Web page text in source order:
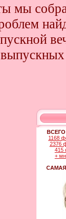
мы
1168
2376
415
+